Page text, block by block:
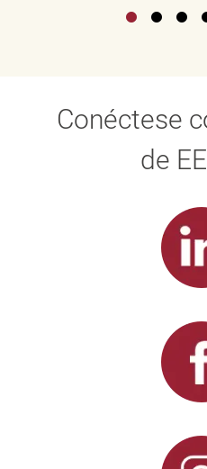
Conéctese
de